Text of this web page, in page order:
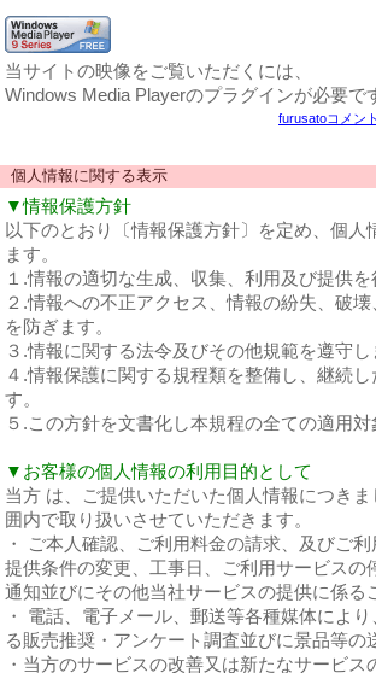
当サイトの映像をご覧いただくには、
Windows Media Playerのプラグインが必要で
furusatoコメン
個人情報に関する表示
▼情報保護方針
以下のとおり〔情報保護方針〕を定め、個人
ます。
１.情報の適切な生成、収集、利用及び提供
２.情報への不正アクセス、情報の紛失、破
を防ぎます。
３.情報に関する法令及びその他規範を遵守
４.情報保護に関する規程類を整備し、継続
す。
５.この方針を文書化し本規程の全ての適用
▼お客様の個人情報の利用目的として
当方 は、ご提供いただいた個人情報につき
囲内で取り扱いさせていただきます。
・ ご本人確認、ご利用料金の請求、及びご
提供条件の変更、工事日、ご利用サービスの
通知並びにその他当社サービスの提供に係る
・ 電話、電子メール、郵送等各種媒体によ
る販売推奨・アンケート調査並びに景品等の
・当方のサービスの改善又は新たなサービス